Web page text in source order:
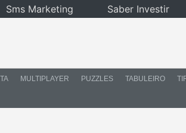
MULTIPLAYER PUZZLES TABULEIRO
Sms Marketing Saber Investir